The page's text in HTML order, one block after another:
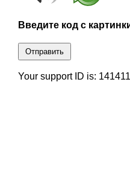
Введите код с
Отправить
Your support ID is: